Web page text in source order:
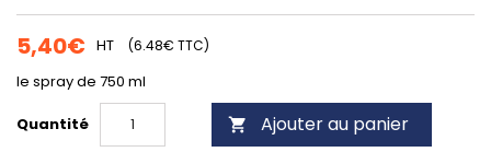
5,40€ HT (6.48€ TTC)
le spray de 750 ml
Quantité  Ajouter au panier